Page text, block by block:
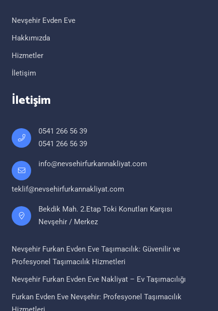
Nevşehir Evden Eve
Hakkımızda
Hizmetler
İletişim
İletişim
0541 266 56 39
0541 266 56 39
info@nevsehirfurkannakliyat.com
teklif@nevsehirfurkannakliyat.com
Bekdik Mah. 2.Etap Toki Konutları Karşısı
Nevşehir / Merkez
Nevşehir Furkan Evden Eve Taşımacılık: Güvenilir ve
Profesyonel Taşımacılık Hizmetleri
Nevşehir Furkan Evden Eve Nakliyat – Ev Taşımacılığı
Furkan Evden Eve Nevşehir: Profesyonel Taşımacılık